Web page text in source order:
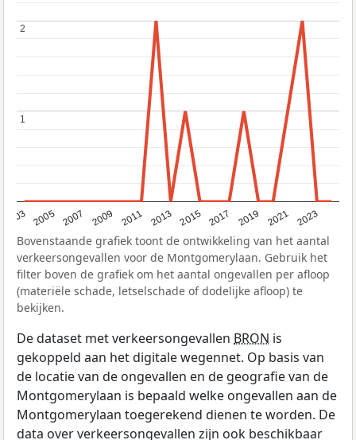
2003 2005 2007 2009 2011 2013 2015 2017 2019 2021 2023
1
1
2
2
Bovenstaande grafiek toont de ontwikkeling van het aantal
verkeersongevallen voor de Montgomerylaan. Gebruik het
filter boven de grafiek om het aantal ongevallen per afloop
(materiële schade, letselschade of dodelijke afloop) te
bekijken.
De dataset met verkeersongevallen BRON is
gekoppeld aan het digitale wegennet. Op basis van
de locatie van de ongevallen en de geografie van de
Montgomerylaan is bepaald welke ongevallen aan de
Montgomerylaan toegerekend dienen te worden. De
data over verkeersongevallen zijn ook beschikbaar